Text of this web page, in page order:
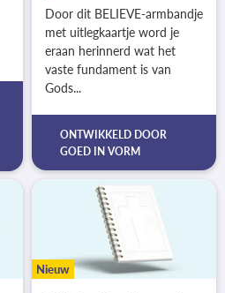
Door dit BELIEVE-armbandje
met uitlegkaartje word je
eraan herinnerd wat het
vaste fundament is van
Gods...
ONTWIKKELD DOOR
GOED IN VORM
Nieuw